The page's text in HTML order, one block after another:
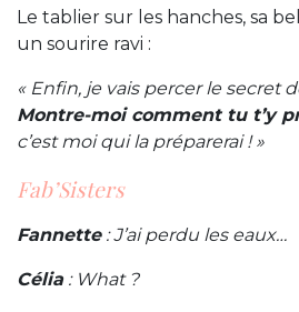
Le tablier sur les hanches, sa
un sourire ravi :
« Enfin, je vais percer le secret
Montre-moi comment tu t’y
c’est moi qui la préparerai ! »
Fab’Sisters
Fannette: J’ai perdu les eaux…
Célia: What ?